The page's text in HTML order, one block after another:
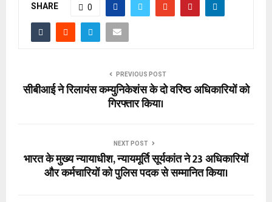
SHARE 0
PREVIOUS POST
सीबीआई ने रिलायंस कम्युनिकेशंस के दो वरिष्ठ अधिकारियों को
गिरफ्तार किया।
NEXT POST
भारत के मुख्य न्यायाधीश, न्यायमूर्ति सूर्यकांत ने 23 अधिकारियों
और कर्मचारियों को पुलिस पदक से सम्मानित किया।